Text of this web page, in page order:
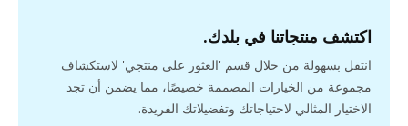
اكتشف منتجاتنا في بلدك.
انتقل بسهولة من خلال قسم 'العثور على منتجي' لاستكشاف
مجموعة من الخيارات المصممة خصيصًا، مما يضمن أن تجد
الاختيار المثالي لاحتياجاتك وتفضيلاتك الفريدة.